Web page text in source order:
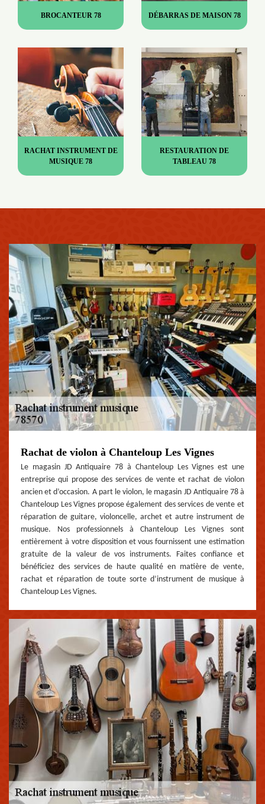
BROCANTEUR 78 DÉBARRAS DE MAISON 78
RACHAT INSTRUMENT DE
MUSIQUE 78
RESTAURATION DE
TABLEAU 78
Rachat de violon à Chanteloup Les Vignes
Le magasin JD Antiquaire 78 à Chanteloup Les Vignes est une
entreprise qui propose des services de vente et rachat de violon
ancien et d’occasion. A part le violon, le magasin JD Antiquaire 78 à
Chanteloup Les Vignes propose également des services de vente et
réparation de guitare, violoncelle, archet et autre instrument de
musique. Nos professionnels à Chanteloup Les Vignes sont
entièrement à votre disposition et vous fournissent une estimation
gratuite de la valeur de vos instruments. Faites confiance et
bénéficiez des services de haute qualité en matière de vente,
rachat et réparation de toute sorte d’instrument de musique à
Chanteloup Les Vignes.